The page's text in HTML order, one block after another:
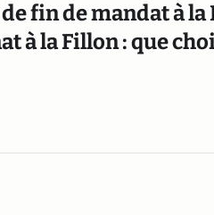
fin de mandat à
à la Fillon : que